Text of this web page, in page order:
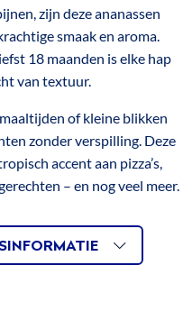
zijn deze ananassen
smaak en aroma.
18 maanden is elke hap
van textuur.
of kleine blikken
zonder verspilling. Deze
accent aan pizza’s,
– en nog veel meer.